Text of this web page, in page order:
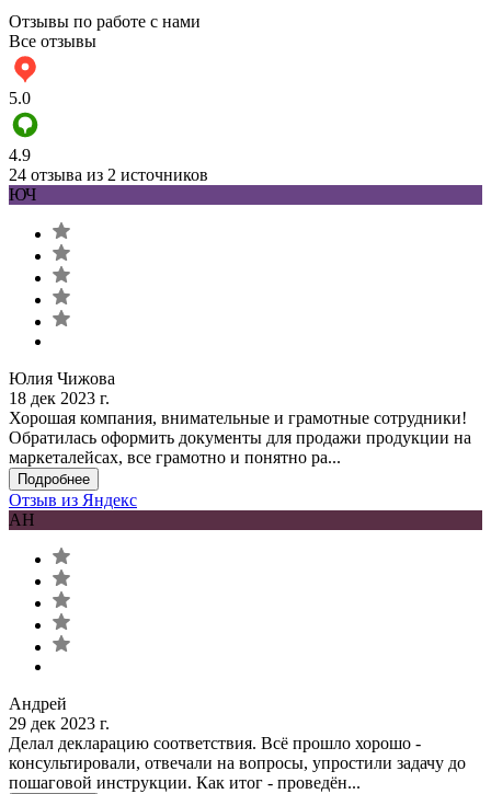
Отзывы по работе с нами
Все отзывы
5.0
4.9
24 отзыва из 2 источников
ЮЧ
Юлия Чижова
18 дек 2023 г.
Хорошая компания, внимательные и грамотные сотрудники!
Обратилась оформить документы для продажи продукции на
маркеталейсах, все грамотно и понятно ра...
Подробнее
Отзыв из Яндекс
АН
Андрей
29 дек 2023 г.
Делал декларацию соответствия. Всё прошло хорошо -
консультировали, отвечали на вопросы, упростили задачу до
пошаговой инструкции. Как итог - проведён...